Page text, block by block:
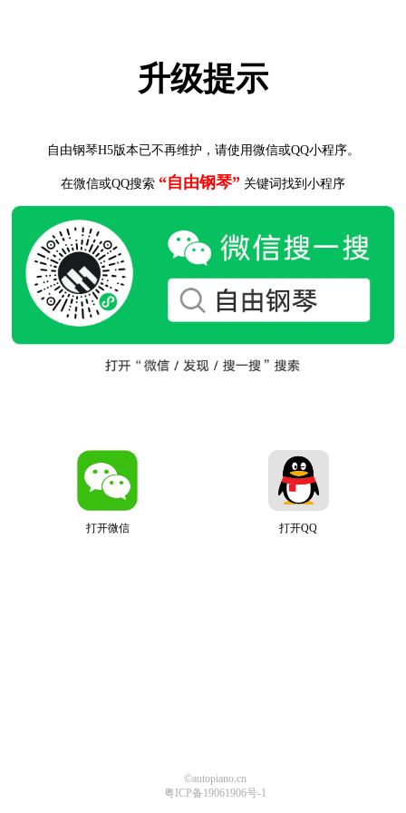
升级提示
自由钢琴H5版本已不再维护，请使用微信或QQ小程序。
在微信或QQ搜索 “自由钢琴” 关键词找到小程序
打开微信 打开QQ
©autopiano.cn
粤ICP备19061906号-1